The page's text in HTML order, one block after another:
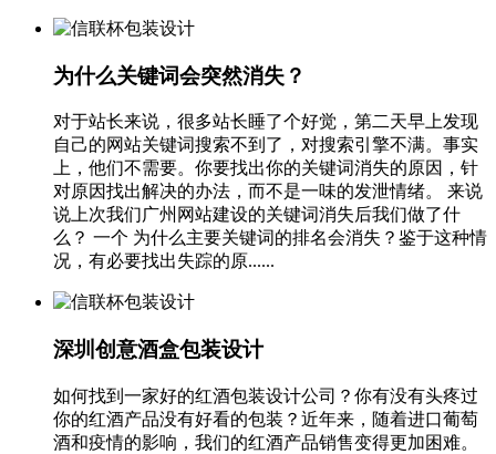
为什么关键词会突然消失？
对于站长来说，很多站长睡了个好觉，第二天早上发现
自己的网站关键词搜索不到了，对搜索引擎不满。事实
上，他们不需要。你要找出你的关键词消失的原因，针
对原因找出解决的办法，而不是一味的发泄情绪。 来说
说上次我们广州网站建设的关键词消失后我们做了什
么？ 一个 为什么主要关键词的排名会消失？鉴于这种情
况，有必要找出失踪的原......
深圳创意酒盒包装设计
如何找到一家好的红酒包装设计公司？你有没有头疼过
你的红酒产品没有好看的包装？近年来，随着进口葡萄
酒和疫情的影响，我们的红酒产品销售变得更加困难。